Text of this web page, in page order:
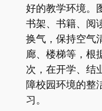
好的教学环境。
书架、书籍、阅
换气，保持空气
廊、楼梯等，根
次，在开学、结
障校园环境的整
习。